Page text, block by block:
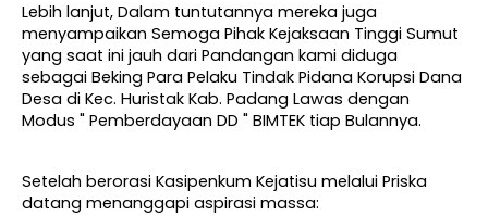
Lebih lanjut, Dalam tuntutannya mereka juga
menyampaikan Semoga Pihak Kejaksaan Tinggi Sumut
yang saat ini jauh dari Pandangan kami diduga
sebagai Beking Para Pelaku Tindak Pidana Korupsi Dana
Desa di Kec. Huristak Kab. Padang Lawas dengan
Modus " Pemberdayaan DD " BIMTEK tiap Bulannya.
Setelah berorasi Kasipenkum Kejatisu melalui Priska
datang menanggapi aspirasi massa: